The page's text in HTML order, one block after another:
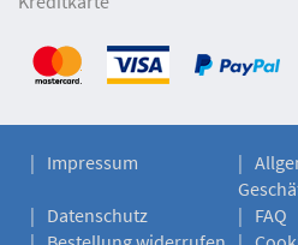
Impressum
Datenschutz
FAQ